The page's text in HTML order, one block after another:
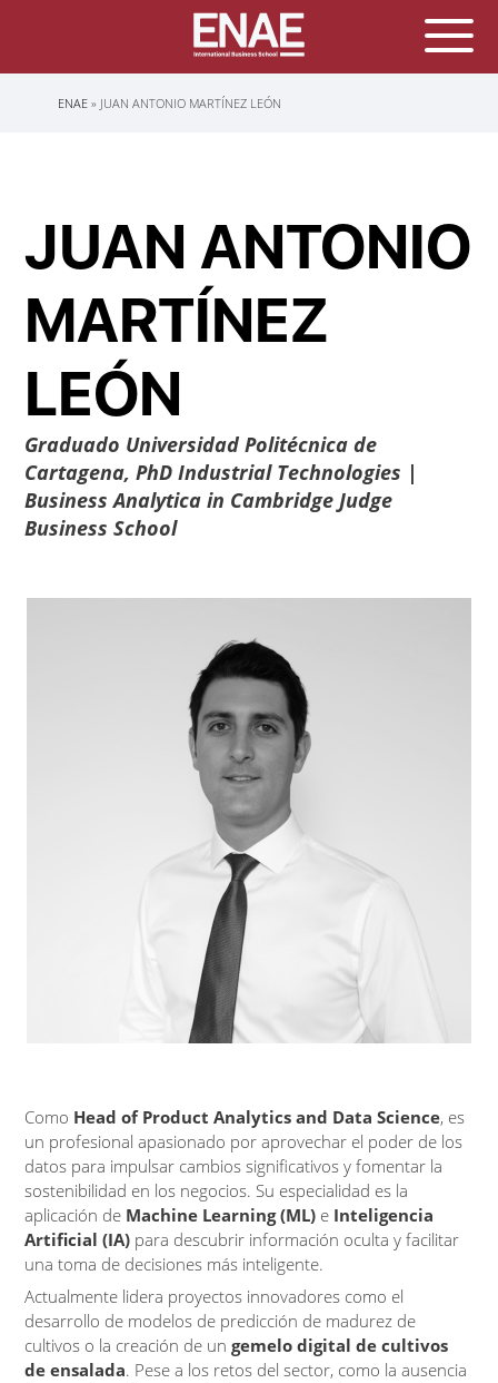
Sobrescribir
ENAE JUAN ANTONIO MARTÍNEZ LEÓN
JUAN ANTONIO
MARTÍNEZ
LEÓN
Graduado Universidad Politécnica de
Cartagena, PhD Industrial Technologies |
Business Analytica in Cambridge Judge
Business School
Como Head of Product Analytics and Data Science, es
un profesional apasionado por aprovechar el poder de los
datos para impulsar cambios significativos y fomentar la
sostenibilidad en los negocios. Su especialidad es la
aplicación de Machine Learning (ML) e Inteligencia
Artificial (IA) para descubrir información oculta y facilitar
una toma de decisiones más inteligente.
Actualmente lidera proyectos innovadores como el
desarrollo de modelos de predicción de madurez de
cultivos o la creación de ungemelo digital de cultivos
de ensalada. Pese a los retos del sector, como la ausencia